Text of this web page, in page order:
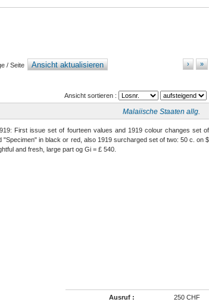
/ Seite Ansicht aktualisieren »
›
Ansicht sortieren :
Malaiische Staaten allg.
First issue set of fourteen values and 1919 colour changes set of
"Specimen" in black or red, also 1919 surcharged set of two: 50 c. on $
and fresh, large part og Gi = £ 540.
Ausruf : 250 CHF